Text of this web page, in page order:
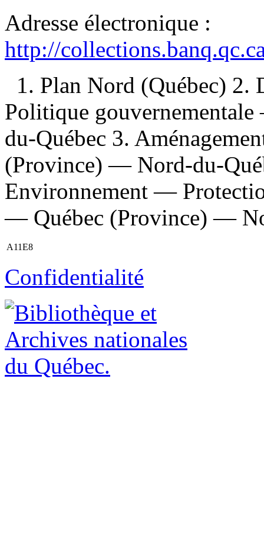
Adresse électronique :
http://
1. Plan Nord (Québec)
Politique
du-Québec 3.
(Province) — Nord-du-
Environnement —
— Québec (Province) —
A11E8
Confidentialité